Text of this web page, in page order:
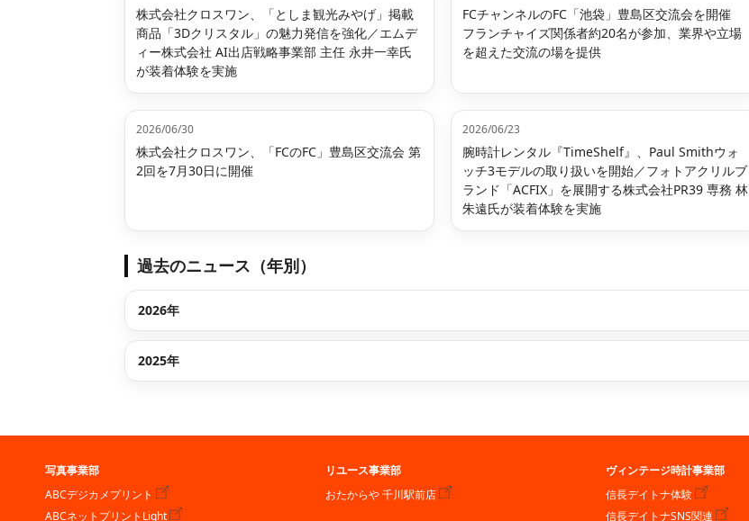
株式会社クロスワン、「としま観光みやげ」掲載
商品「3Dクリスタル」の魅力発信を強化／エムデ
ィー株式会社 AI出店戦略事業部 主任 永井一幸氏
が装着体験を実施
FCチャンネルのFC「池袋」豊島区交流会を開催
フランチャイズ関係者約20名が参加、業界や立場
を超えた交流の場を提供
2026/06/30
株式会社クロスワン、「FCのFC」豊島区交流会 第
2回を7月30日に開催
2026/06/23
腕時計レンタル『TimeShelf』、Paul Smithウォ
ッチ3モデルの取り扱いを開始／フォトアクリルブ
ランド「ACFIX」を展開する株式会社PR39 専務 林
朱遠氏が装着体験を実施
過去のニュース（年別）
2026年
2025年
写真事業部
ABCデジカメプリント
ABCネットプリントLight
リユース事業部
おたからや 千川駅前店
ヴィンテージ時計事業部
信長デイトナ体験
信長デイトナSNS関連